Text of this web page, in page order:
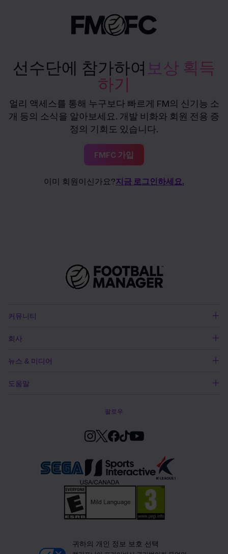
선수단에 참가하여 보상 획득
하기
얼리 액세스를 통해 누구보다 빠르게 FM의 신기능 소
개 등의 소식을 알아보세요. 개발 비화와 회원 전용 증
정의 기회도 있습니다.
FMFC 가입
이미 회원이신가요?지금 로그인하세요.
커뮤니티
회사
뉴스 & 미디어
도움말
팔로우
귀하의 개인 정보 보호 선택